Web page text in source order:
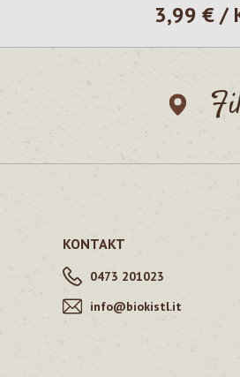
Regulärer
3,99 € /
KONTAKT
0473 201023
info@biokistl.it